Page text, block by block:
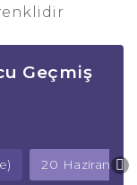
Geçmiş
20 Haziran